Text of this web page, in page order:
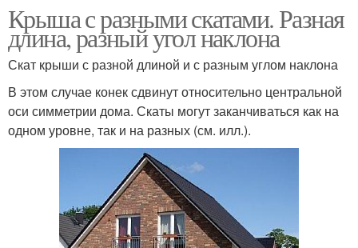
Крыша с разными скатами. Разная
длина, разный угол наклона
Скат крыши с разной длиной и с разным углом наклона
В этом случае конек сдвинут относительно центральной
оси симметрии дома. Скаты могут заканчиваться как на
одном уровне, так и на разных (см. илл.).